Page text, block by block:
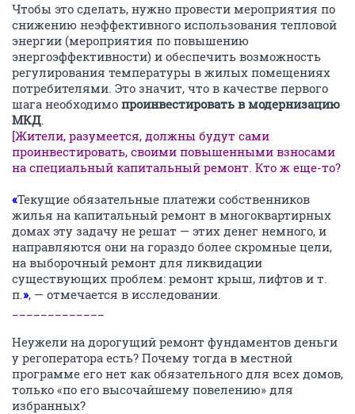
Чтобы это сделать, нужно провести мероприятия по
снижению неэффективного использования тепловой
энергии (мероприятия по повышению
энергоэффективности) и обеспечить возможность
регулирования температуры в жилых помещениях
потребителями. Это значит, что в качестве первого
шага необходимо проинвестировать в модернизацию
МКД.
[Жители, разумеется, должны будут сами
проинвестировать, своими повышенными взносами
на специальный капитальный ремонт. Кто ж еще-то?
«Текущие обязательные платежи собственников
жилья на капитальный ремонт в многоквартирных
домах эту задачу не решат — этих денег немного, и
направляются они на гораздо более скромные цели,
на выборочный ремонт для ликвидации
существующих проблем: ремонт крыш, лифтов и т.
п.», — отмечается в исследовании.
Неужели на дорогущий ремонт фундаментов деньги
у регоператора есть? Почему тогда в местной
программе его нет как обязательного для всех домов,
только «по его высочайшему повелению» для
избранных?